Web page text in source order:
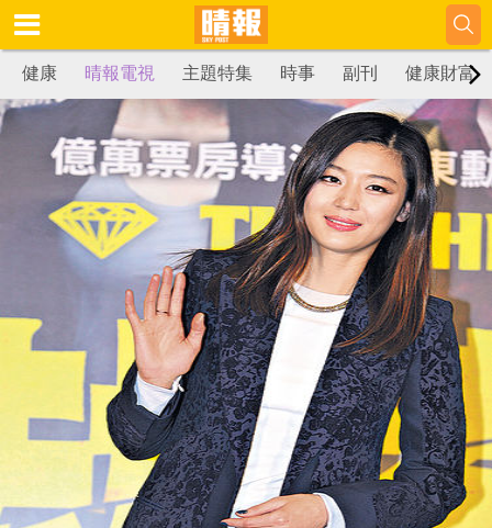
健康 晴報電視 主題特集 時事 副刊 健康財富